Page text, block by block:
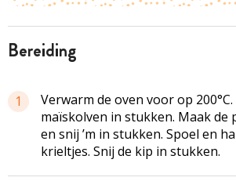
bereiding
1
Verwarm de oven voor op 200°C.
maïskolven in stukken. Maak de
en snij ’m in stukken. Spoel en
krieltjes. Snij de kip in stukken.